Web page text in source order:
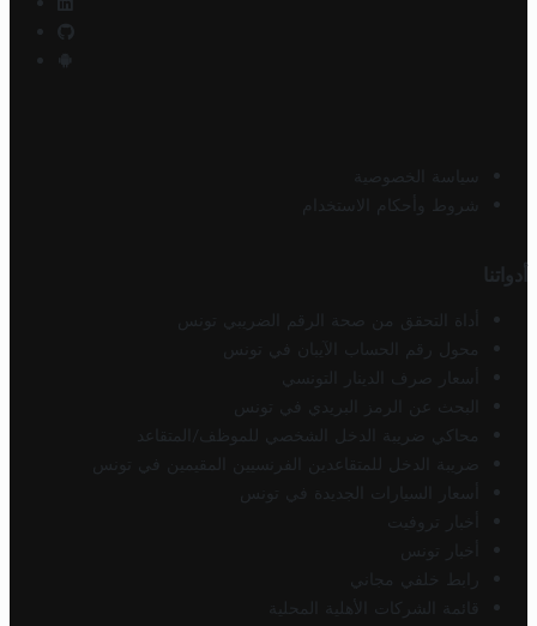
سياسة الخصوصية
شروط وأحكام الاستخدام
أدواتنا
أداة التحقق من صحة الرقم الضريبي تونس
محول رقم الحساب الآيبان في تونس
أسعار صرف الدينار التونسي
البحث عن الرمز البريدي في تونس
محاكي ضريبة الدخل الشخصي للموظف/المتقاعد
ضريبة الدخل للمتقاعدين الفرنسيين المقيمين في تونس
أسعار السيارات الجديدة في تونس
أخبار تروفيت
أخبار تونس
رابط خلفي مجاني
قائمة الشركات الأهلية المحلية